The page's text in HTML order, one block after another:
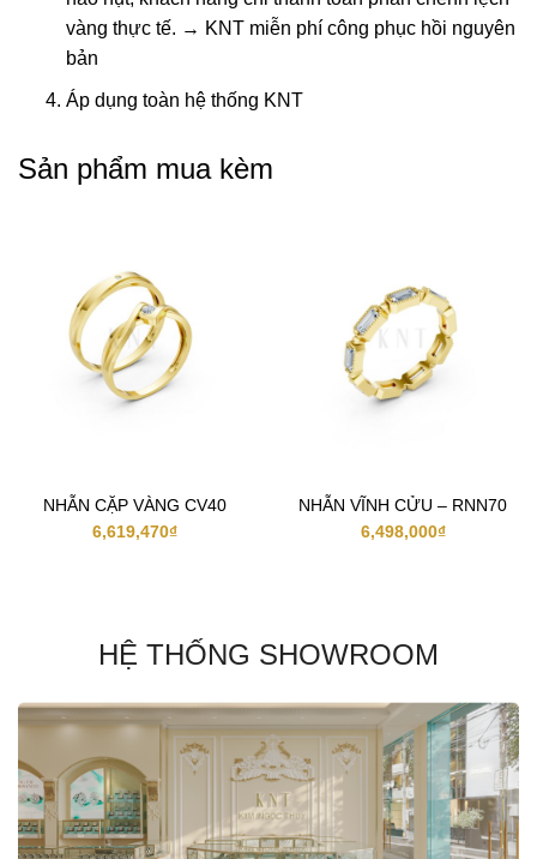
vàng thực tế. → KNT miễn phí công phục hồi nguyên
bản
Áp dụng toàn hệ thống KNT
Sản phẩm mua kèm
NHẪN CẶP VÀNG CV40
6,619,470₫
NHẪN VĨNH CỬU – RNN70
6,498,000₫
HỆ THỐNG SHOWROOM